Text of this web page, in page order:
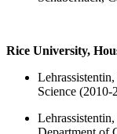
Rice University,
Science (2010-